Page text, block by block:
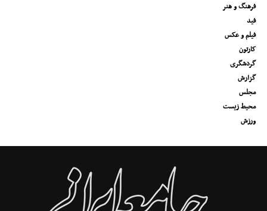
فرهنگ و هنر
فید
فیلم و عکس
کارتون
گردشگری
گزارش
مجلس
محیط زیست
ورزش